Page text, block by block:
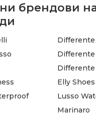
брендови
Differente
Differente
Elly Shoes
Lusso
Marinaro